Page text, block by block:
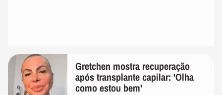
Gretchen mostra recuperação
após transplante capilar: 'Olha
como estou bem'